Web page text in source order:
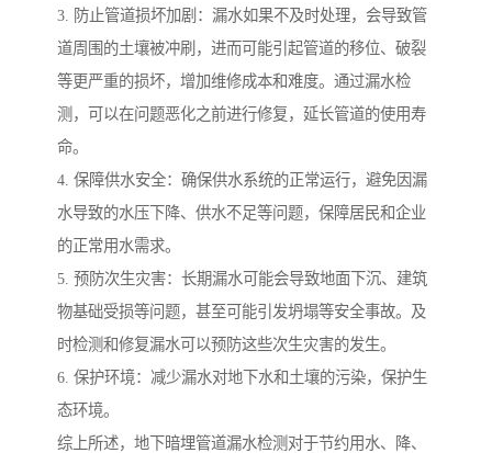
3. 防止管道损坏加剧：漏水如果不及时处理，会导致管
道周围的土壤被冲刷，进而可能引起管道的移位、破裂
等更严重的损坏，增加维修成本和难度。通过漏水检
测，可以在问题恶化之前进行修复，延长管道的使用寿
命。
4. 保障供水安全：确保供水系统的正常运行，避免因漏
水导致的水压下降、供水不足等问题，保障居民和企业
的正常用水需求。
5. 预防次生灾害：长期漏水可能会导致地面下沉、建筑
物基础受损等问题，甚至可能引发坍塌等安全事故。及
时检测和修复漏水可以预防这些次生灾害的发生。
6. 保护环境：减少漏水对地下水和土壤的污染，保护生
态环境。
综上所述，地下暗埋管道漏水检测对于节约用水、降、